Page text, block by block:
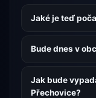
Jaké je teď
Bude dnes v
Jak bude
Přechovice?